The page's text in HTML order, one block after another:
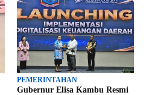
PEMERINTAHAN
Gubernur Elisa Kambu Resmi